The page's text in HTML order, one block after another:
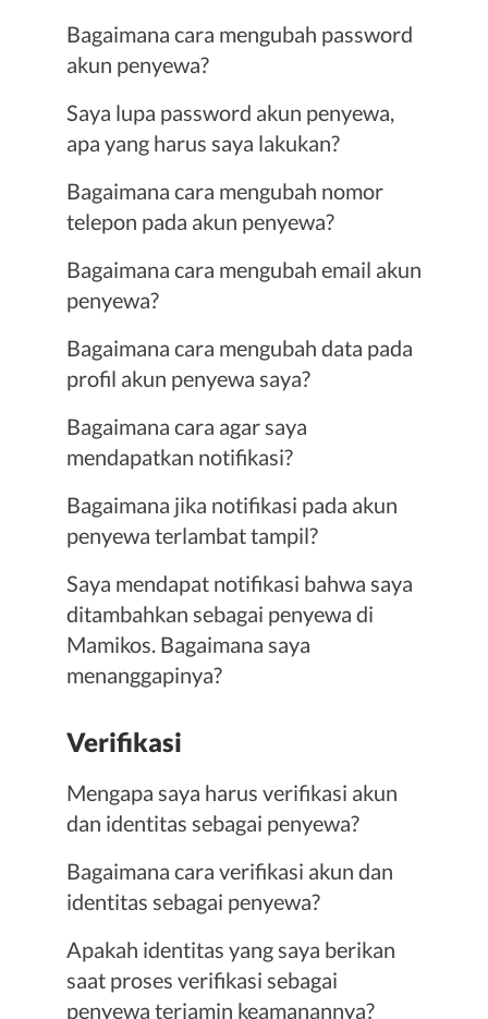
Bagaimana cara mengubah password
akun penyewa?
Saya lupa password akun penyewa,
apa yang harus saya lakukan?
Bagaimana cara mengubah nomor
telepon pada akun penyewa?
Bagaimana cara mengubah email akun
penyewa?
Bagaimana cara mengubah data pada
profil akun penyewa saya?
Bagaimana cara agar saya
mendapatkan notifikasi?
Bagaimana jika notifikasi pada akun
penyewa terlambat tampil?
Saya mendapat notifikasi bahwa saya
ditambahkan sebagai penyewa di
Mamikos. Bagaimana saya
menanggapinya?
Verifikasi
Mengapa saya harus verifikasi akun
dan identitas sebagai penyewa?
Bagaimana cara verifikasi akun dan
identitas sebagai penyewa?
Apakah identitas yang saya berikan
saat proses verifikasi sebagai
penyewa terjamin keamanannya?